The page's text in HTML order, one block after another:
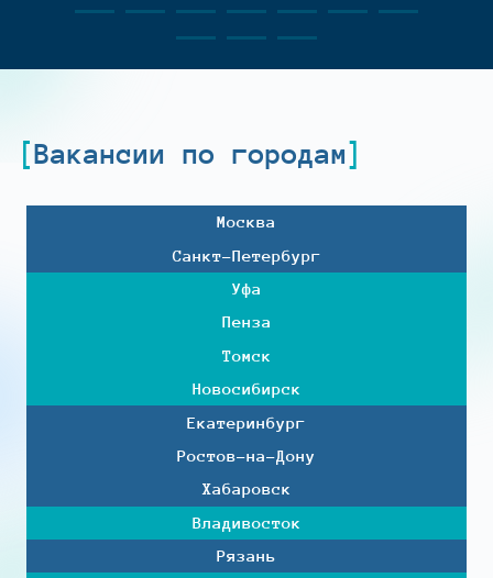
Вакансии по городам
Москва
Санкт-Петербург
Уфа
Пенза
Томск
Новосибирск
Екатеринбург
Ростов-на-Дону
Хабаровск
Владивосток
Рязань